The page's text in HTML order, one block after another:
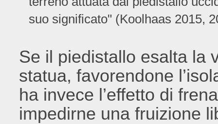
suo significato" (Koolhaas 2015,
Se il piedistallo esalta la
statua, favorendone
ha invece l’effetto di
impedirne una fruizione